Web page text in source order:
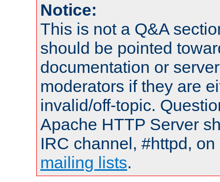
Notice:
This is not a Q&A
should be pointed
documentation or
moderators if they are
invalid/off-topic.
Apache HTTP Server
IRC channel, #httpd,
mailing lists.